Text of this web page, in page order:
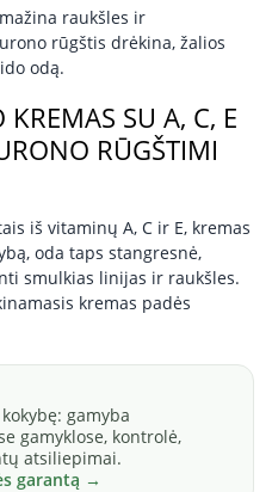
raukšles ir
rūgštis drėkina, žalios
odą.
SU A, C, E
RŪGŠTIMI
iš vitaminų A, C ir E, kremas
oda taps stangresnė,
smulkias linijas ir raukšles.
kremas padės
gamyba
gamyklose, kontrolė,
atsiliepimai.
garantą →